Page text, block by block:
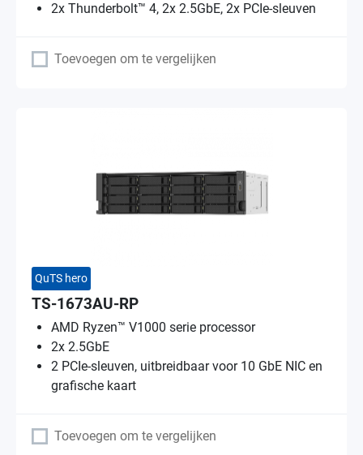
2x Thunderbolt™ 4, 2x 2.5GbE, 2x PCIe-sleuven
Toevoegen om te vergelijken
QuTS hero
TS-1673AU-RP
AMD Ryzen™ V1000 serie processor
2x 2.5GbE
2 PCIe-sleuven, uitbreidbaar voor 10 GbE NIC en
grafische kaart
Toevoegen om te vergelijken